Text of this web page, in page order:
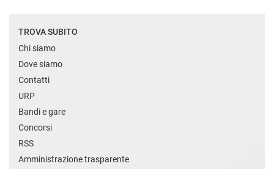
TROVA SUBITO
Chi siamo
Dove siamo
Contatti
URP
Bandi e gare
Concorsi
RSS
Amministrazione trasparente